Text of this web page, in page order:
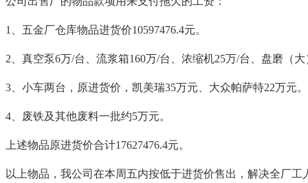
1、五金厂仓库物品进货价10597476.4元。
2、真空泵6万/台、流浆箱160万/台、浓缩机25万/台、盘磨（
3、小车两台，原进货价，凯美瑞35万元、大众帕萨特22万元。
4、废铁及其他废料一批约5万元。
上述物品原进货价合计17627476.4元。
以上物品，我公司在本周五内按低于进货价售出，解决全厂